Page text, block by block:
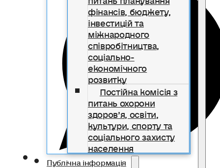
фінансів, бюджету,
інвестицій та
міжнародного
співробітництва,
соціально-
економічного
розвитку
Постійна комісія з
питань охорони
здоров’я, освіти,
культури, спорту та
соціального захисту
населення
Публічна інформація